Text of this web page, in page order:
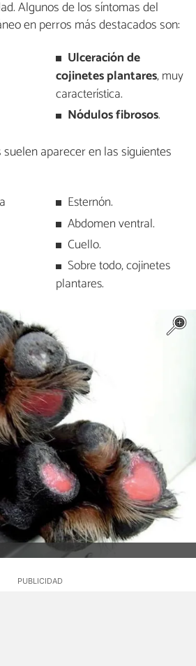
Algunos de los síntomas del
en perros más destacados son:
Ulceración de
cojinetes plantares, muy
característica.
Nódulos fibrosos.
aparecer en las siguientes
Esternón.
Abdomen ventral.
Cuello.
Sobre todo, cojinetes
plantares.